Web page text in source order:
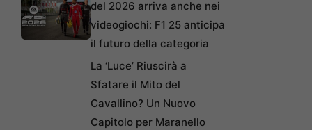
del 2026 arriva anche nei
videogiochi: F1 25 anticipa
il futuro della categoria
La ‘Luce’ Riuscirà a
Sfatare il Mito del
Cavallino? Un Nuovo
Capitolo per Maranello